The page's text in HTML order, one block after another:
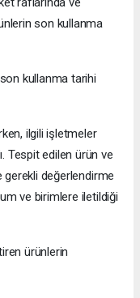
son kullanma
kullanma tarihi
ilgili işletmeler
Tespit edilen ürün ve
gerekli değerlendirme
ve birimlere iletildiği
ürünlerin